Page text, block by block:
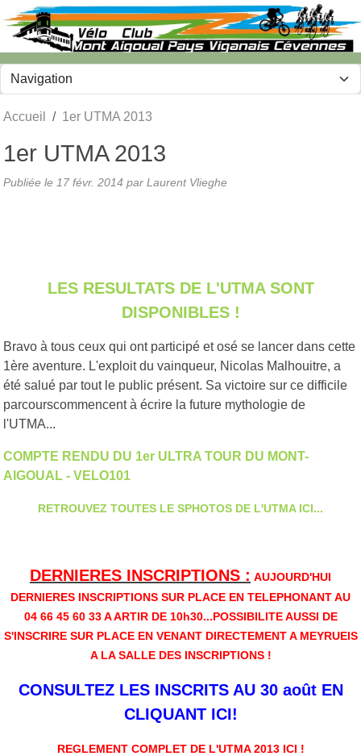
Accueil 1er UTMA 2013
1er UTMA 2013
Publiée le 17 févr. 2014 par Laurent Vlieghe
LES RESULTATS DE L'UTMA SONT
DISPONIBLES !
Bravo à tous ceux qui ont participé et osé se lancer dans cette
1ère aventure. L'exploit du vainqueur, Nicolas Malhouitre, a
été salué par tout le public présent. Sa victoire sur ce difficile
parcourscommencent à écrire la future mythologie de
l'UTMA...
COMPTE RENDU DU 1er ULTRA TOUR DU MONT-
AIGOUAL - VELO101
RETROUVEZ TOUTES LE SPHOTOS DE L'UTMA ICI...
DERNIERES INSCRIPTIONS : AUJOURD'HUI
DERNIERES INSCRIPTIONS SUR PLACE EN TELEPHONANT AU
04 66 45 60 33 A ARTIR DE 10h30...POSSIBILITE AUSSI DE
S'INSCRIRE SUR PLACE EN VENANT DIRECTEMENT A MEYRUEIS
A LA SALLE DES INSCRIPTIONS !
CONSULTEZ LES INSCRITS AU 30 août EN
CLIQUANT ICI!
REGLEMENT COMPLET DE L'UTMA 2013 ICI !
Panneau de gestion des cookies